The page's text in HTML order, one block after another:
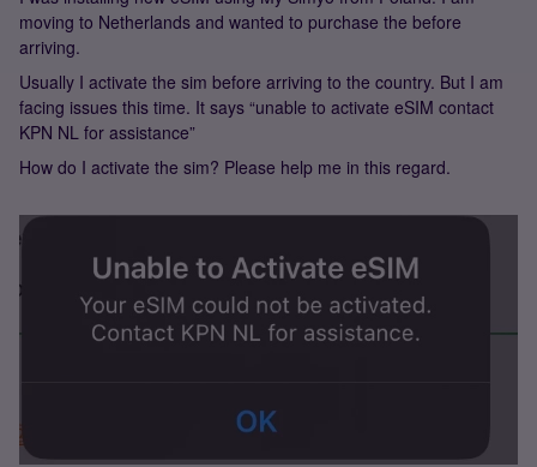
moving to Netherlands and wanted to purchase the before
arriving.
Usually I activate the sim before arriving to the country. But I am
facing issues this time. It says “unable to activate eSIM contact
KPN NL for assistance”
How do I activate the sim? Please help me in this regard.